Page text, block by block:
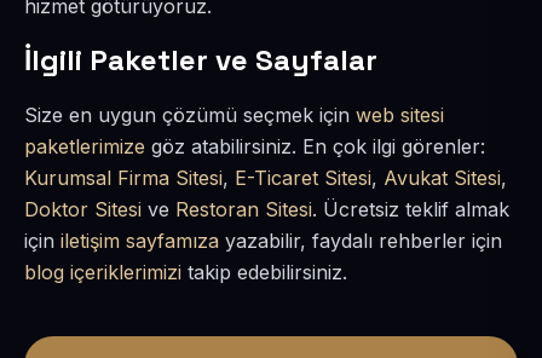
hizmet götürüyoruz.
İlgili Paketler ve Sayfalar
Size en uygun çözümü seçmek için web sitesi
paketlerimize göz atabilirsiniz. En çok ilgi görenler:
Kurumsal Firma Sitesi, E-Ticaret Sitesi, Avukat Sitesi,
Doktor Sitesi ve Restoran Sitesi. Ücretsiz teklif almak
için iletişim sayfamıza yazabilir, faydalı rehberler için
blog içeriklerimizi takip edebilirsiniz.